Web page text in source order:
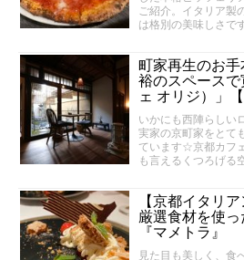
ご紹介。イタリア製
は格別の美味しさです
町家再生のお
裕のスペース
ェ オリジ）」
いかにも西陣らしい
実家の京町家をとて
ています☆京都カフ
も言えるくつろげる
【京都イタリ
厳選食材を使
『マメトラ』
見た目も美しく、食